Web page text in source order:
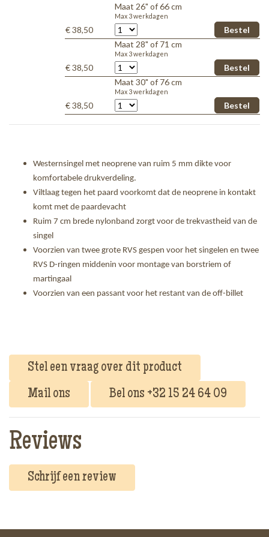
Maat 26" of 66 cm
Max 3 werkdagen
€ 38,50
Maat 28" of 71 cm
Max 3 werkdagen
€ 38,50
Maat 30" of 76 cm
Max 3 werkdagen
€ 38,50
Westernsingel met neoprene van ruim 5 mm dikte voor
komfortabele drukverdeling.
Viltlaag tegen het paard voorkomt dat de neoprene in kontakt
komt met de paardevacht
Ruim 7 cm brede nylonband zorgt voor de trekvastheid van de
singel
Voorzien van twee grote RVS gespen voor het singelen en twee
RVS D-ringen middenin voor montage van borstriem of
martingaal
Voorzien van een passant voor het restant van de off-billet
Stel een vraag over dit product
Mail ons
Bel ons +32 15 24 64 09
Reviews
Schrijf een review